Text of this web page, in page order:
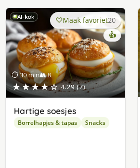
AI-kok
⏱ 30 min👥 8
★★★★☆ 4.29 (7)
Maak favoriet20
👍
Hartige soesjes
Borrelhapjes & tapas Snacks